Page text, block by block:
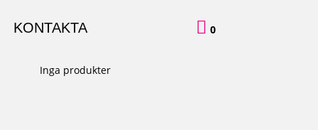
KONTAKTA  0
Inga produkter